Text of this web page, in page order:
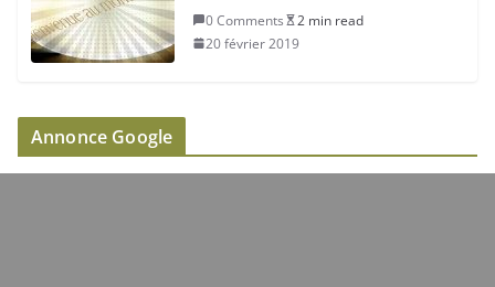
0 Comments
2 min read
20 février 2019
Annonce Google